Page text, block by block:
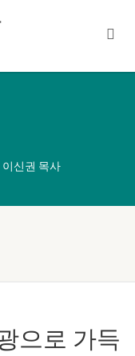
이신권 목사
으로 가득